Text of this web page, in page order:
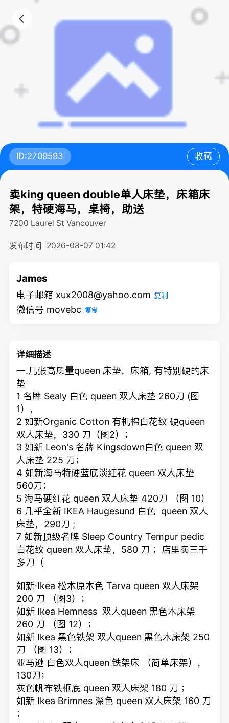
ID:2709593 收藏
卖king queen double单人床垫，床箱床
架，特硬海马，桌椅，助送
7200 Laurel St Vancouver
发布时间 2026-08-07 01:42
James
电子邮箱 xux2008@yahoo.com 复制
微信号 movebc 复制
详细描述
一.几张高质量queen 床垫，床箱, 有特别硬的床
垫
1 名牌 Sealy 白色 queen 双人床垫 260刀 (图
1），
2 如新Organic Cotton 有机棉白花纹 硬queen
双人床垫，330 刀（图2）；
3 如新 Leon's 名牌 Kingsdown白色 queen 双
人床垫 225 刀；
4 如新海马特硬蓝底淡红花 queen 双人床垫
560刀；
5 海马硬红花 queen 双人床垫 420刀 （图 10）
6 几乎全新 IKEA Haugesund 白色 queen 双人
床垫，290刀 ;
7 如新顶级名牌 Sleep Country Tempur pedic
白花纹 queen 双人床垫，580 刀 ；店里卖三千
多刀（
如新·Ikea 松木原木色 Tarva queen 双人床架
200 刀 （图3）；
如新 Ikea Hemness 双人queen 黑色木床架
260 刀 （图 12）；
如新 Ikea 黑色铁架 双人queen 黑色木床架 250
刀 （图 13）；
亚马逊 白色双人queen 铁架床 （简单床架），
130刀；
灰色帆布铁框底 queen 双人床架 180 刀 ；
如新 Ikea Brimnes 深色 queen 双人床架 160 刀
；